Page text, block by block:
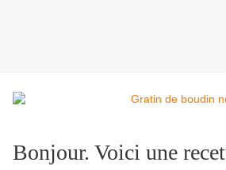
Bonjour. Voici une